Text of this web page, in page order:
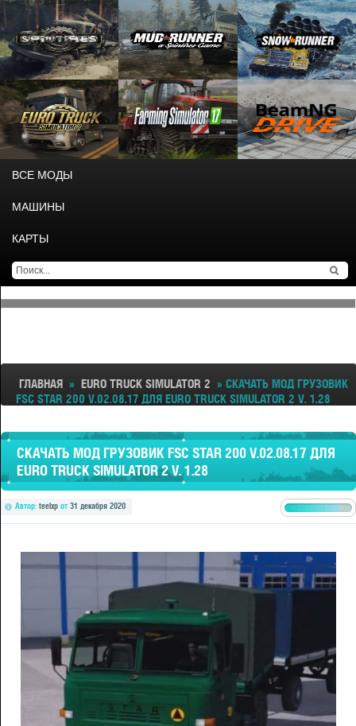
ВСЕ МОДЫ
МАШИНЫ
КАРТЫ
ГЛАВНАЯ » EURO TRUCK SIMULATOR 2 » СКАЧАТЬ МОД ГРУЗОВИК
FSC STAR 200 V.02.08.17 ДЛЯ EURO TRUCK SIMULATOR 2 V. 1.28
СКАЧАТЬ МОД ГРУЗОВИК FSC STAR 200 V.02.08.17 ДЛЯ
EURO TRUCK SIMULATOR 2 V. 1.28
Автор: teelxp от 31 декабря 2020